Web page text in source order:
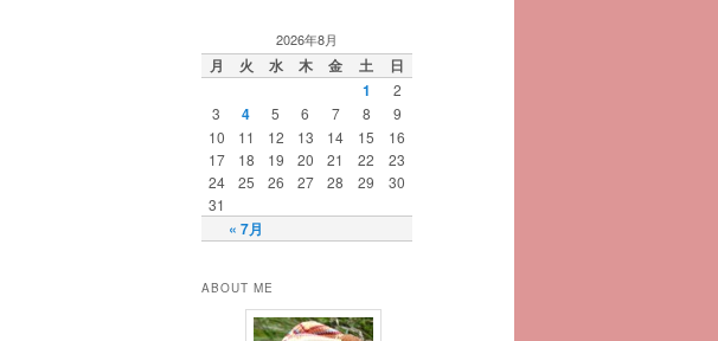
2026年8月
月 火 水 木 金 土 日
« 7月
1
2
3
4 5 6 7 8
9
10
11 12 13 14 15
16
17
18 19 20 21 22
23
24
25 26 27 28 29
30
31
ABOUT ME